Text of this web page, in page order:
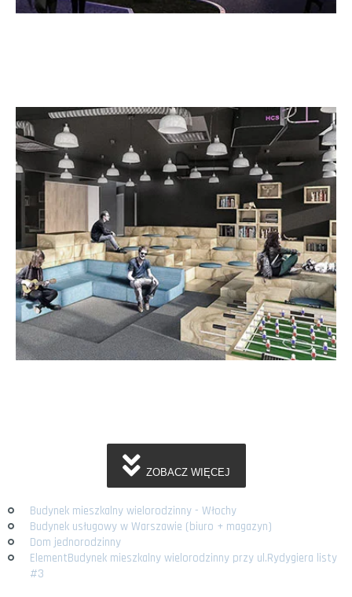
ZOBACZ WIĘCEJ
Budynek mieszkalny wielorodzinny - Włochy
Budynek usługowy w Warszawie (biuro + magazyn)
Dom jednorodzinny
ElementBudynek mieszkalny wielorodzinny przy ul.Rydygiera listy
#3